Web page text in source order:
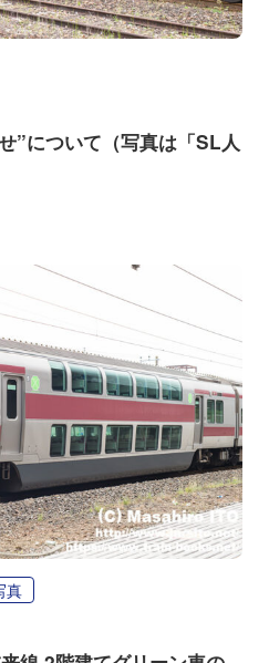
”について（写真は「SL人
真